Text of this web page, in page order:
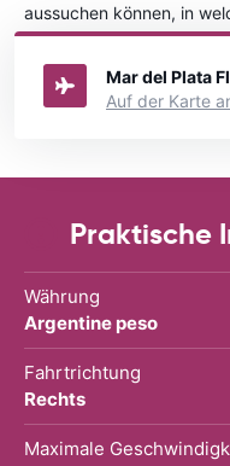
aussuchen können, in
Fahrzeug mieten wollen.
Mar del Plata
Auf der Karte
Praktische
Währung
Argentine peso
Fahrtrichtung
Rechts
Maximale